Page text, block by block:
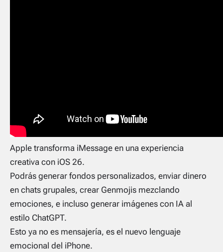
Apple transforma iMessage en una experiencia
creativa con iOS 26.
Podrás generar fondos personalizados, enviar dinero
en chats grupales, crear Genmojis mezclando
emociones, e incluso generar imágenes con IA al
estilo ChatGPT.
Esto ya no es mensajería, es el nuevo lenguaje
emocional del iPhone.